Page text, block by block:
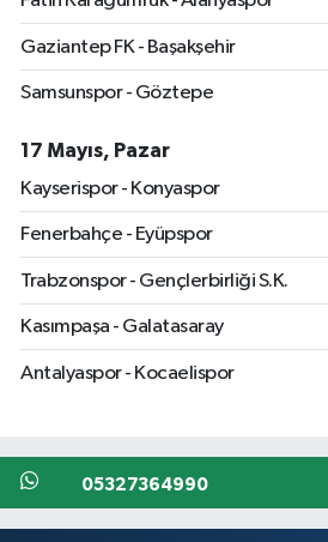
Gaziantep FK - Başakşehir
Samsunspor - Göztepe
17 Mayıs, Pazar
Kayserispor - Konyaspor
Fenerbahçe - Eyüpspor
Trabzonspor - Gençlerbirliği S.K.
Kasımpaşa - Galatasaray
Antalyaspor - Kocaelispor
05327364990